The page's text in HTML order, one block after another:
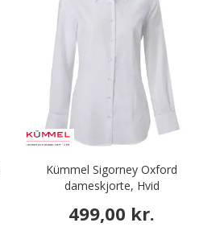
Kümmel Sigorney Oxford
dameskjorte, Hvid
499,00 kr.